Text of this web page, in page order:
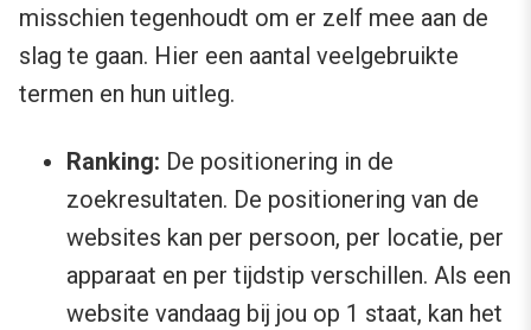
misschien tegenhoudt om er zelf mee aan de
slag te gaan. Hier een aantal veelgebruikte
termen en hun uitleg.
Ranking: De positionering in de
zoekresultaten. De positionering van de
websites kan per persoon, per locatie, per
apparaat en per tijdstip verschillen. Als een
website vandaag bij jou op 1 staat, kan het